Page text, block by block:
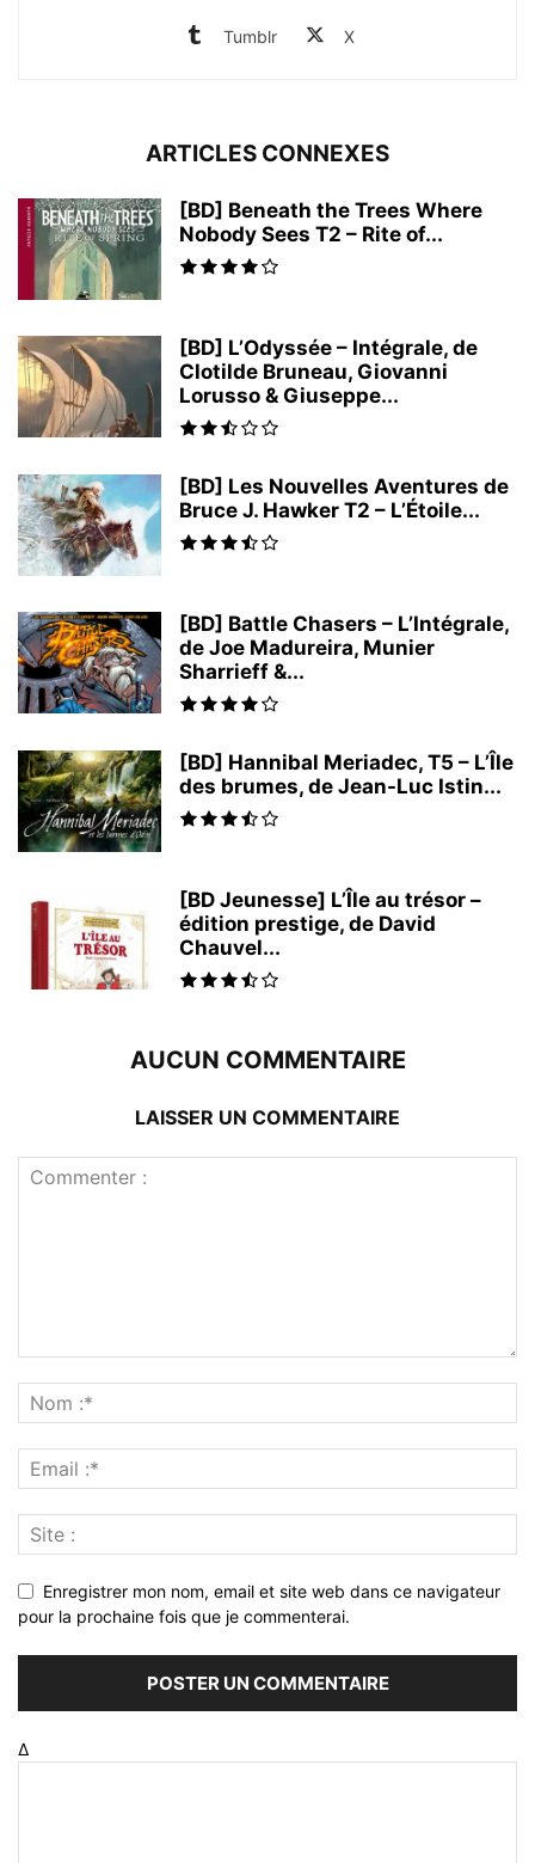
Tumblr X
ARTICLES CONNEXES
[BD] Beneath the Trees Where
Nobody Sees T2 – Rite of...
[BD] L’Odyssée – Intégrale, de
Clotilde Bruneau, Giovanni
Lorusso & Giuseppe...
[BD] Les Nouvelles Aventures de
Bruce J. Hawker T2 – L’Étoile...
[BD] Battle Chasers – L’Intégrale,
de Joe Madureira, Munier
Sharrieff &...
[BD] Hannibal Meriadec, T5 – L’Île
des brumes, de Jean-Luc Istin...
[BD Jeunesse] L’Île au trésor –
édition prestige, de David
Chauvel...
AUCUN COMMENTAIRE
LAISSER UN COMMENTAIRE
Enregistrer mon nom, email et site web dans ce navigateur
pour la prochaine fois que je commenterai.
Δ